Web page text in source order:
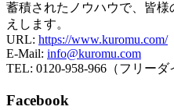
蓄積されたノウハウで、皆
えします。
URL: https://www.kuromu.com/
E-Mail: info@kuromu.com
TEL: 0120-958-966（フリーダ
Facebook